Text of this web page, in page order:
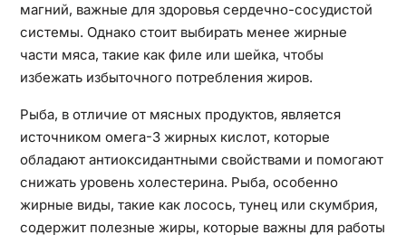
магний, важные для здоровья сердечно-сосудистой
системы. Однако стоит выбирать менее жирные
части мяса, такие как филе или шейка, чтобы
избежать избыточного потребления жиров.
Рыба, в отличие от мясных продуктов, является
источником омега-3 жирных кислот, которые
обладают антиоксидантными свойствами и помогают
снижать уровень холестерина. Рыба, особенно
жирные виды, такие как лосось, тунец или скумбрия,
содержит полезные жиры, которые важны для работы